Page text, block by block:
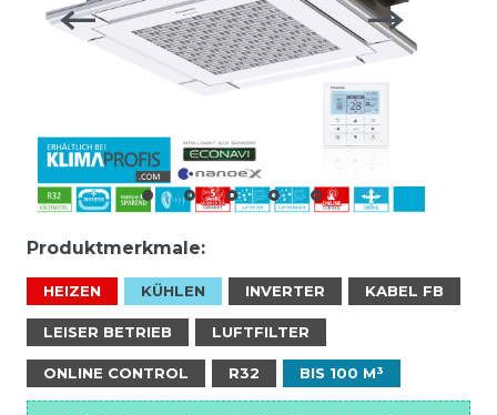
Produktmerkmale:
HEIZEN KÜHLEN INVERTER KABEL FB
LEISER BETRIEB LUFTFILTER
ONLINE CONTROL R32 BIS 100 M³